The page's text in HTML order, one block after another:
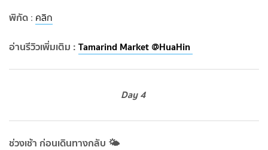
พิกัด : คลิก
อ่านรีวิวเพิ่มเติม :Tamarind Market @HuaHin
Day 4
ช่วงเช้า ก่อนเดินทางกลับ 🌤